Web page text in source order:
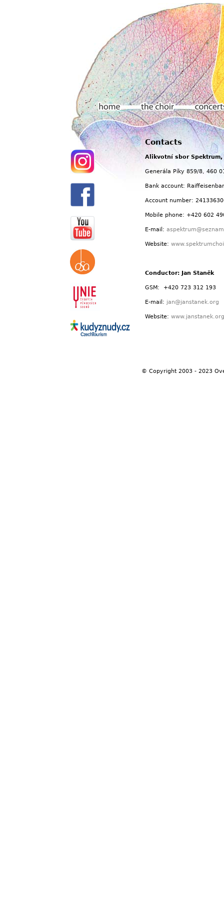
Contacts
Alikvotní sbor Spektrum,
Generála Píky 859/8, 460
Bank account:
Account number:
Mobile phone: +420 602
E-mail:
Website:
Conductor: Jan Staněk
GSM: +420 723 312 193
E-mail: jan@janstanek.org
Website: www.janstanek.org
Main menu
Home The choir Concerts
© Copyright 2003 - 2023